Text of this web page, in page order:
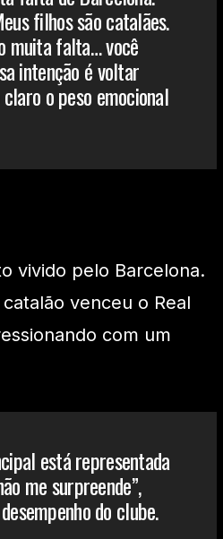
filhos são catalães.
muita falta… você
intenção é voltar
claro o peso emocional
vivido pelo Barcelona.
venceu o Real
com um
está representada
me surpreende”,
do clube.